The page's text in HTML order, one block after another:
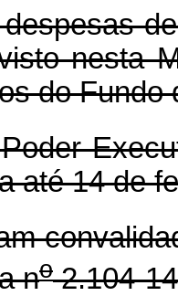
nesta
do Fundo
até 14 de
no2.104-